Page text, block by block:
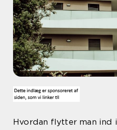
Hvordan flytter man ind